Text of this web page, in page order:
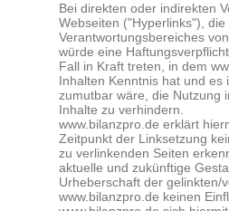
Bei direkten oder indirekten
Webseiten ("Hyperlinks"),
Verantwortungsbereiches
würde eine
Fall in Kraft treten, in dem
Inhalten Kenntnis hat und es
zumutbar wäre, die Nutzung
Inhalte zu verhindern.
www.bilanzpro.de erklärt
Zeitpunkt der Linksetzung
zu verlinkenden Seiten
aktuelle und zukünftige
Urheberschaft der gelinkten/
www.bilanzpro.de keinen